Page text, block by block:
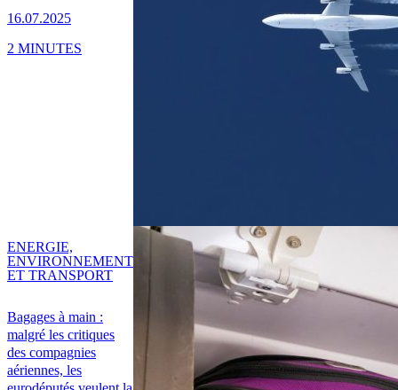
16.07.2025
2 MINUTES
Bagages à main :
malgré les critiques
des compagnies
aériennes, les
ENERGIE,
ENVIRONNEMENT
ET TRANSPORT